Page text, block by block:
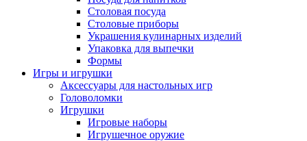
Столовая посуда
Столовые приборы
Украшения кулинарных изделий
Упаковка для выпечки
Формы
Игры и игрушки
Аксессуары для настольных игр
Головоломки
Игрушки
Игровые наборы
Игрушечное оружие